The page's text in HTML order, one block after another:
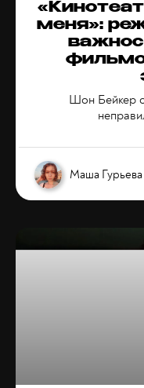
меня»:
Шон Бейкер
Маша Гурьева